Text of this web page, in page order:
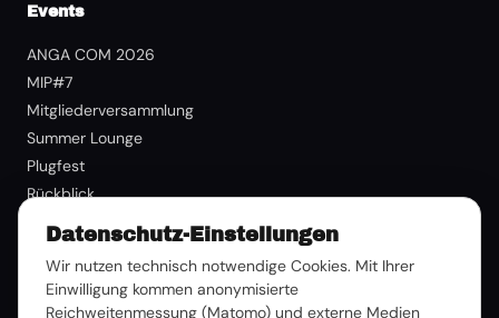
Events
ANGA COM 2026
MIP#7
Mitgliederversammlung
Summer Lounge
Plugfest
Rückblick
Mitgliedschaft
Benefits
Mitglied werden
Datenschutz-Einstellungen
Wir nutzen technisch notwendige Cookies. Mit Ihrer
Einwilligung kommen anonymisierte
Reichweitenmessung (Matomo) und externe Medien